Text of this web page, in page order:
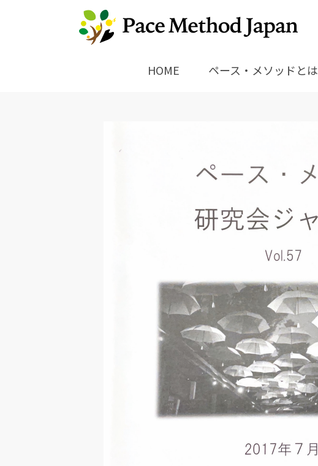
HOME ペース・メソッドとは